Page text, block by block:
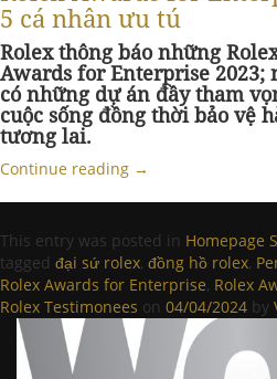
5 cá nhân ưu tú
Rolex thông báo những
Awards for Enterprise
có những dự án đầy tham
cuộc sống đồng thời bảo vệ
tương lai.
Continue reading →
This entry was posted in Homepage
tagged đại sứ rolex, đồng hồ rolex,
Rolex Awards for Enterprise, Rolex
Rolex Testimonees on 04/04/2024 by